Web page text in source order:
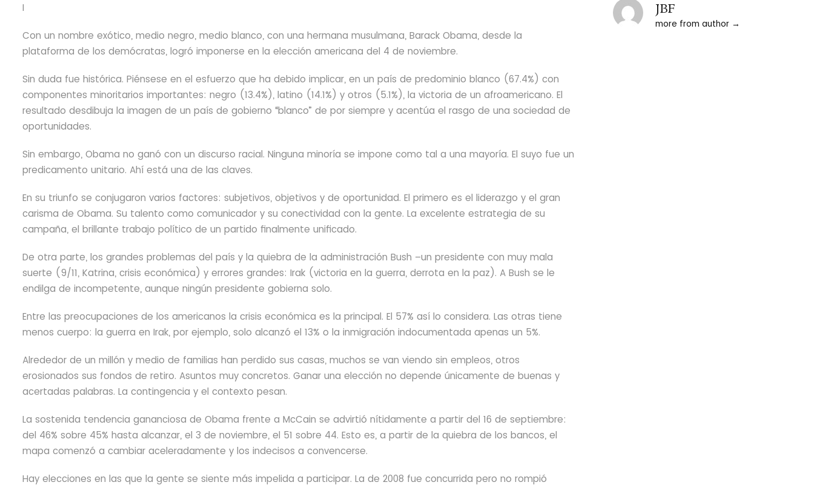
I
Con un nombre exótico, medio negro, medio blanco, con una hermana musulmana, Barack Obama, desde la
plataforma de los demócratas, logró imponerse en la elección americana del 4 de noviembre.
Sin duda fue histórica. Piénsese en el esfuerzo que ha debido implicar, en un país de predominio blanco (67.4%) con
componentes minoritarios importantes: negro (13.4%), latino (14.1%) y otros (5.1%), la victoria de un afroamericano. El
resultado desdibuja la imagen de un país de gobierno “blanco” de por siempre y acentúa el rasgo de una sociedad de
oportunidades.
Sin embargo, Obama no ganó con un discurso racial. Ninguna minoría se impone como tal a una mayoría. El suyo fue un
predicamento unitario. Ahí está una de las claves.
En su triunfo se conjugaron varios factores: subjetivos, objetivos y de oportunidad. El primero es el liderazgo y el gran
carisma de Obama. Su talento como comunicador y su conectividad con la gente. La excelente estrategia de su
campaña, el brillante trabajo político de un partido finalmente unificado.
De otra parte, los grandes problemas del país y la quiebra de la administración Bush –un presidente con muy mala
suerte (9/11, Katrina, crisis económica) y errores grandes: Irak (victoria en la guerra, derrota en la paz). A Bush se le
endilga de incompetente, aunque ningún presidente gobierna solo.
Entre las preocupaciones de los americanos la crisis económica es la principal. El 57% así lo considera. Las otras tiene
menos cuerpo: la guerra en Irak, por ejemplo, solo alcanzó el 13% o la inmigración indocumentada apenas un 5%.
Alrededor de un millón y medio de familias han perdido sus casas, muchos se van viendo sin empleos, otros
erosionados sus fondos de retiro. Asuntos muy concretos. Ganar una elección no depende únicamente de buenas y
acertadas palabras. La contingencia y el contexto pesan.
La sostenida tendencia gananciosa de Obama frente a McCain se advirtió nítidamente a partir del 16 de septiembre:
del 46% sobre 45% hasta alcanzar, el 3 de noviembre, el 51 sobre 44. Esto es, a partir de la quiebra de los bancos, el
mapa comenzó a cambiar aceleradamente y los indecisos a convencerse.
Hay elecciones en las que la gente se siente más impelida a participar. La de 2008 fue concurrida pero no rompió
JBF
more from author